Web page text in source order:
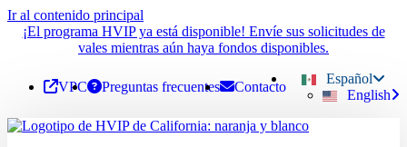
Ir al contenido principal
¡El programa HVIP ya está disponible! Envíe sus solicitudes de
vales mientras aún haya fondos disponibles.
VPC Preguntas frecuentes Contacto
Español
English